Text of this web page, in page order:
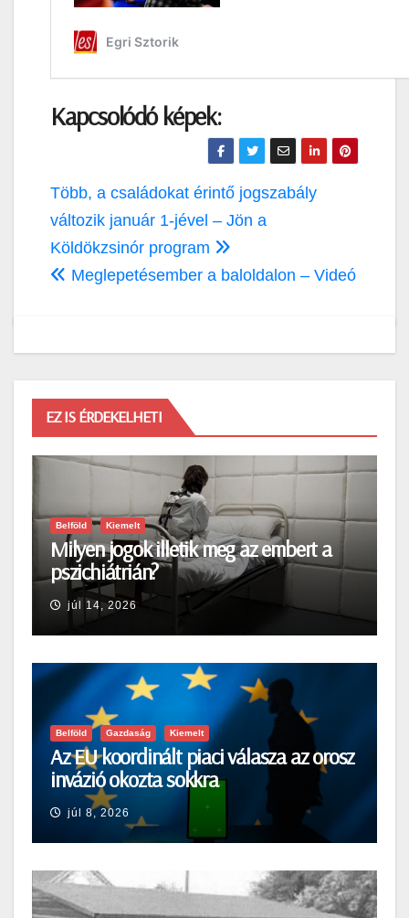
Kapcsolódó képek:
Bejegyzés
navigáció
Több, a családokat érintő jogszabály
változik január 1-jével – Jön a
Köldökzsinór program
Meglepetésember a baloldalon – Videó
EZ IS ÉRDEKELHETI
Belföld Kiemelt
Milyen jogok illetik meg az embert a
pszichiátrián?
júl 14, 2026
Belföld Gazdaság Kiemelt
Az EU koordinált piaci válasza az orosz
invázió okozta sokkra
júl 8, 2026